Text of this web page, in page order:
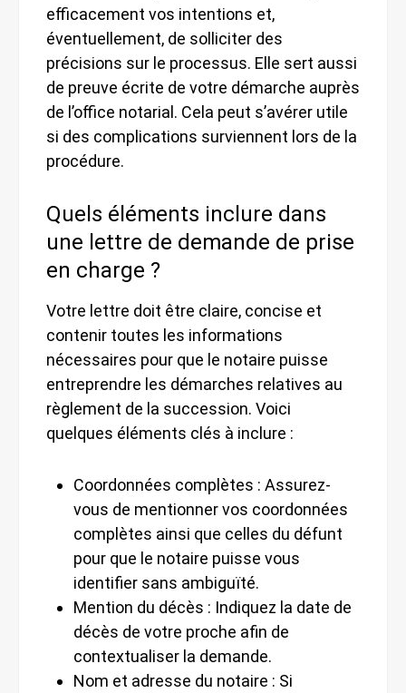
efficacement vos intentions et,
éventuellement, de solliciter des
précisions sur le processus. Elle sert aussi
de preuve écrite de votre démarche auprès
de l’office notarial. Cela peut s’avérer utile
si des complications surviennent lors de la
procédure.
Quels éléments inclure dans
une lettre de demande de prise
en charge ?
Votre lettre doit être claire, concise et
contenir toutes les informations
nécessaires pour que le notaire puisse
entreprendre les démarches relatives au
règlement de la succession. Voici
quelques éléments clés à inclure :
Coordonnées complètes : Assurez-
vous de mentionner vos coordonnées
complètes ainsi que celles du défunt
pour que le notaire puisse vous
identifier sans ambiguïté.
Mention du décès : Indiquez la date de
décès de votre proche afin de
contextualiser la demande.
Nom et adresse du notaire : Si